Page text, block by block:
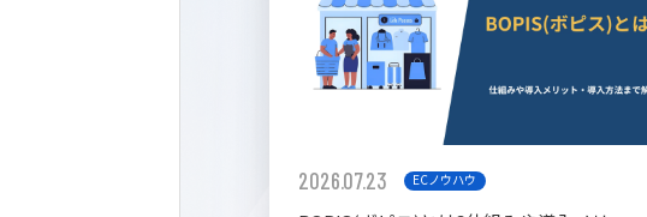
2026.07.23 ECノウハウ